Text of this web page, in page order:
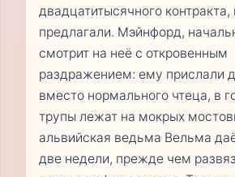
двадцатитысячного контракта,
предлагали. Мэйнфорд,
смотрит на неё с откровенным
раздражением: ему прислали
вместо нормального чтеца, в
трупы лежат на мокрых
альвийская ведьма Вельма
две недели, прежде чем